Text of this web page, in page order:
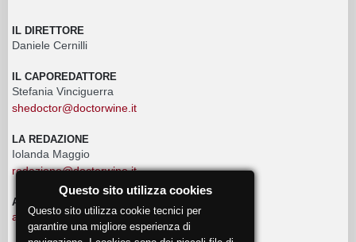
IL DIRETTORE
Daniele Cernilli
IL CAPOREDATTORE
Stefania Vinciguerra
shedoctor@doctorwine.it
LA REDAZIONE
Iolanda Maggio
redazione@doctorwine.it
ADVERTISING
advertising@doctorwine.it
Questo sito utilizza cookies
Questo sito utilizza cookie tecnici per
garantire una migliore esperienza di